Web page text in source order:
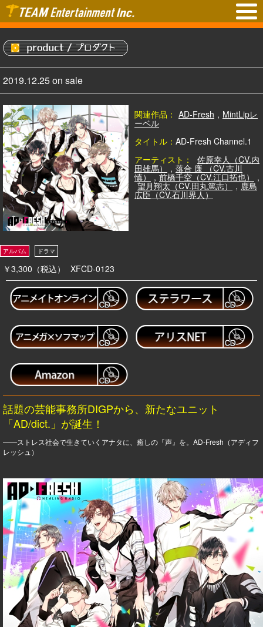
2019.12.25 on sale
関連作品： AD-Fresh , MintLipレ
ーベル
タイトル： AD-Fresh Channel.1
アーティスト：
佐原幸人（CV.内
田雄馬） , 落合 廉 （CV.古川
慎） , 前橋千空（CV.江口拓也） ,
望月翔太（CV.田丸篤志） , 鹿島
広臣（CV.石川界人）
￥3,300（税込） XFCD-0123
話題の芸能事務所DIGPから、新たなユニット
「AD/dict.」が誕生！
――ストレス社会で生きていくアナタに、癒しの『声』を。AD-Fresh（アディフ
レッシュ）